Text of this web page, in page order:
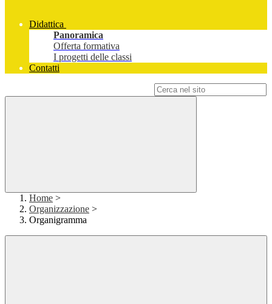
Didattica
Panoramica
Offerta formativa
I progetti delle classi
Contatti
Home >
Organizzazione >
Organigramma